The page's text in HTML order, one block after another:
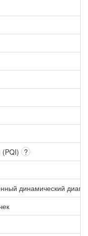
(PQI) ?
динамический